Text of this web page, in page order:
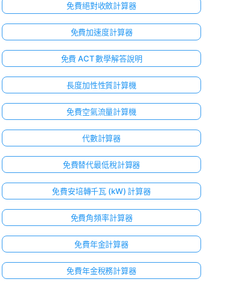
免費絕對收斂計算器
免費加速度計算器
免費 ACT 數學解答說明
長度加性性質計算機
免費空氣流量計算機
代數計算器
免費替代最低稅計算器
免費安培轉千瓦 (kW) 計算器
免費角頻率計算器
免費年金計算器
免費年金稅務計算器